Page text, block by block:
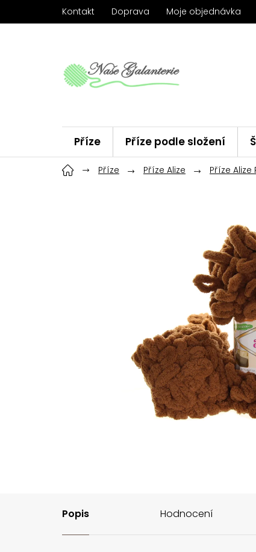
Kontakt Doprava Moje objednávka
Příze Příze podle složení
Háčky ChiaoGoo Značky
Příze Příze Alize Příze Alize
Popis Hodnocení